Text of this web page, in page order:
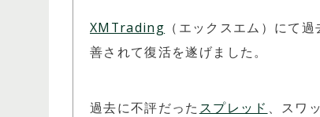
XMTrading （エックスエム）にて
善されて復活を遂げました。
過去に不評だった スプレッド 、スワ